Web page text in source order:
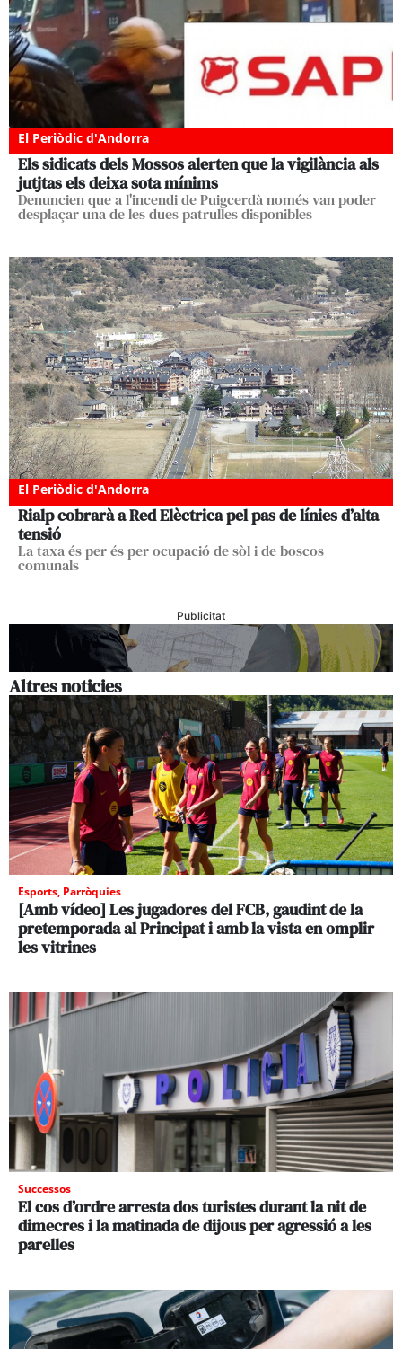
El Periòdic d'Andorra
Els sidicats dels Mossos alerten que la vigilància als
jutjtas els deixa sota mínims
Denuncien que a l'incendi de Puigcerdà només van poder
desplaçar una de les dues patrulles disponibles
El Periòdic d'Andorra
Rialp cobrarà a Red Elèctrica pel pas de línies d’alta
tensió
La taxa és per és per ocupació de sòl i de boscos
comunals
Publicitat
Altres noticies
Esports, Parròquies
[Amb vídeo] Les jugadores del FCB, gaudint de la
pretemporada al Principat i amb la vista en omplir
les vitrines
Successos
El cos d’ordre arresta dos turistes durant la nit de
dimecres i la matinada de dijous per agressió a les
parelles